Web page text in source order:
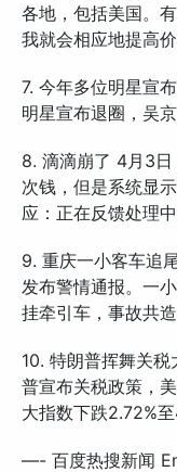
各地，包括美国。
我就会相应地提高
7. 今年多位明星宣
明星宣布退圈，吴
8. 滴滴崩了 4月3
次钱，但是系统显
应：正在反馈处理中
9. 重庆一小客车追
发布警情通报。一
挂牵引车，事故共
10. 特朗普挥舞关
普宣布关税政策，
大指数下跌2.72%至
—- 百度热搜新闻